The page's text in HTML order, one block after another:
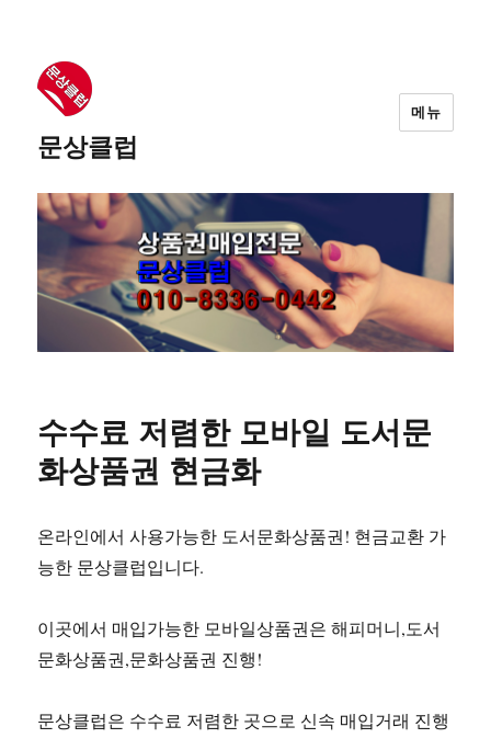
문상클럽
메뉴
수수료 저렴한 모바일 도서문
화상품권 현금화
온라인에서 사용가능한 도서문화상품권! 현금교환 가
능한 문상클럽입니다.
이곳에서 매입가능한 모바일상품권은 해피머니,도서
문화상품권,문화상품권 진행!
문상클럽은 수수료 저렴한 곳으로 신속 매입거래 진행